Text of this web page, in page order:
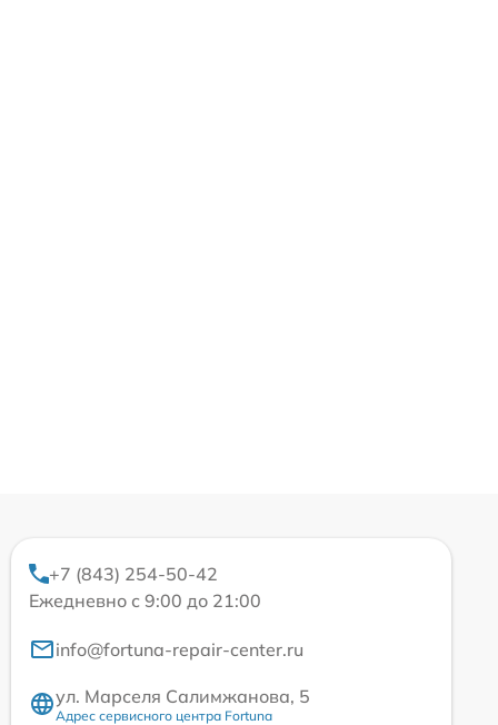
+7 (843) 254-50-42
Ежедневно с 9:00 до 21:00
info@fortuna-repair-center.ru
ул. Марселя Салимжанова, 5
Адрес сервисного центра Fortuna